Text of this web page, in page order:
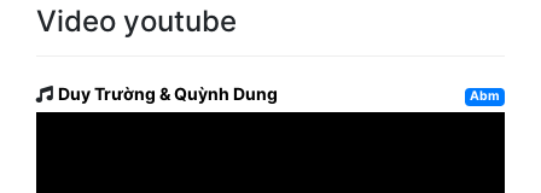
Video youtube
Duy Trường & Quỳnh Dung Abm